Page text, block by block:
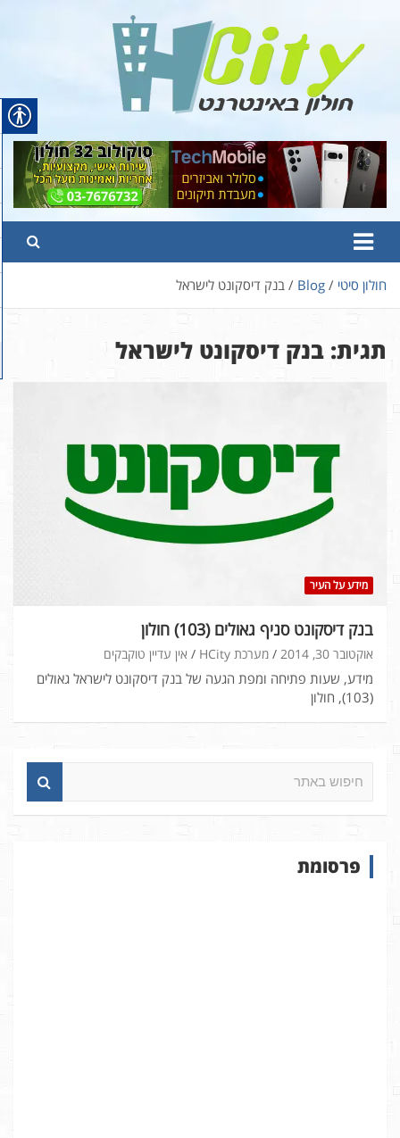
content
Hcity – חולון באינטרנט
פורטל החדשות והמידע של חולון
חולון סיטי Blog בנק דיסקונט לישראל
תגית: בנק דיסקונט לישראל
מידע על העיר
בנק דיסקונט סניף גאולים (103) חולון
אוקטובר 30, 2014 מערכת HCity אין עדיין טוקבקים
מידע, שעות פתיחה ומפת הגעה של בנק דיסקונט לישראל גאולים
(103), חולון
א
פרסומת